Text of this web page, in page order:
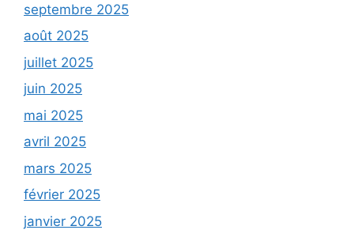
septembre 2025
août 2025
juillet 2025
juin 2025
mai 2025
avril 2025
mars 2025
février 2025
janvier 2025